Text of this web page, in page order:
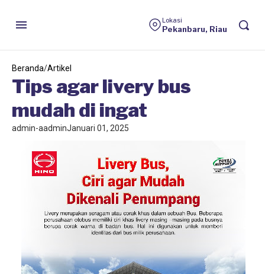
Lokasi
Pekanbaru, Riau
Beranda/Artikel
Tips agar livery bus
mudah di ingat
admin-aadminJanuari 01, 2025